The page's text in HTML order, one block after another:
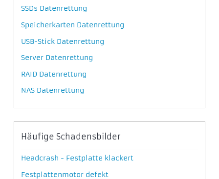
SSDs Datenrettung
Speicherkarten Datenrettung
USB-Stick Datenrettung
Server Datenrettung
RAID Datenrettung
NAS Datenrettung
Häufige Schadensbilder
Headcrash - Festplatte klackert
Festplattenmotor defekt